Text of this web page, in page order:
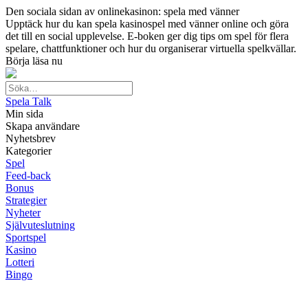
Den sociala sidan av onlinekasinon: spela med vänner
Upptäck hur du kan spela kasinospel med vänner online och göra
det till en social upplevelse. E-boken ger dig tips om spel för flera
spelare, chattfunktioner och hur du organiserar virtuella spelkvällar.
Börja läsa nu
Spela Talk
Min sida
Skapa användare
Nyhetsbrev
Kategorier
Spel
Feed-back
Bonus
Strategier
Nyheter
Självuteslutning
Sportspel
Kasino
Lotteri
Bingo